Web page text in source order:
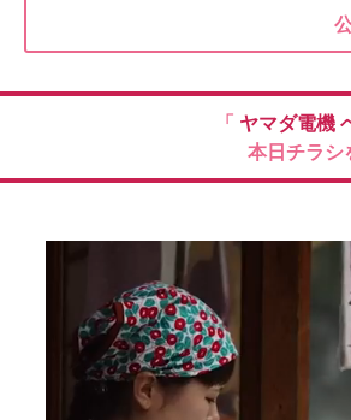
「 ヤマダ電機
本日チラシ